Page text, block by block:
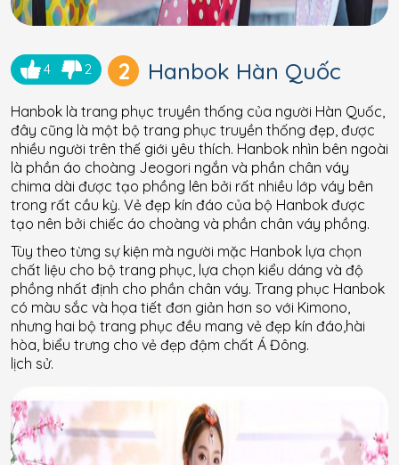
4 2 2 Hanbok Hàn Quốc
Hanbok là trang phục truyền thống của người Hàn Quốc,
đây cũng là một bộ trang phục truyền thống đẹp, được
nhiều người trên thế giới yêu thích. Hanbok nhìn bên ngoài
là phần áo choàng Jeogori ngắn và phần chân váy
chima dài được tạo phồng lên bởi rất nhiều lớp váy bên
trong rất cầu kỳ. Vẻ đẹp kín đáo của bộ Hanbok được
tạo nên bởi chiếc áo choàng và phần chân váy phồng.
Tùy theo từng sự kiện mà người mặc Hanbok lựa chọn
chất liệu cho bộ trang phục, lựa chọn kiểu dáng và độ
phồng nhất định cho phần chân váy. Trang phục Hanbok
có màu sắc và họa tiết đơn giản hơn so với Kimono,
nhưng hai bộ trang phục đều mang vẻ đẹp kín đáo,hài
hòa, biểu trưng cho vẻ đẹp đậm chất Á Đông.
lịch sử.